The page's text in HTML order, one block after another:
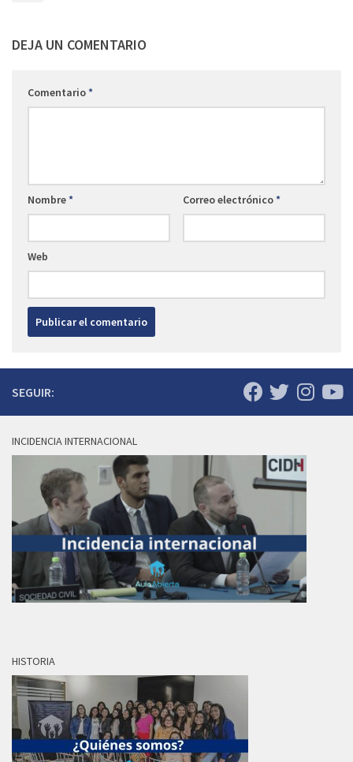
DEJA UN COMENTARIO
Comentario*
Nombre* Correo electrónico*
Web
SEGUIR:
INCIDENCIA INTERNACIONAL
HISTORIA